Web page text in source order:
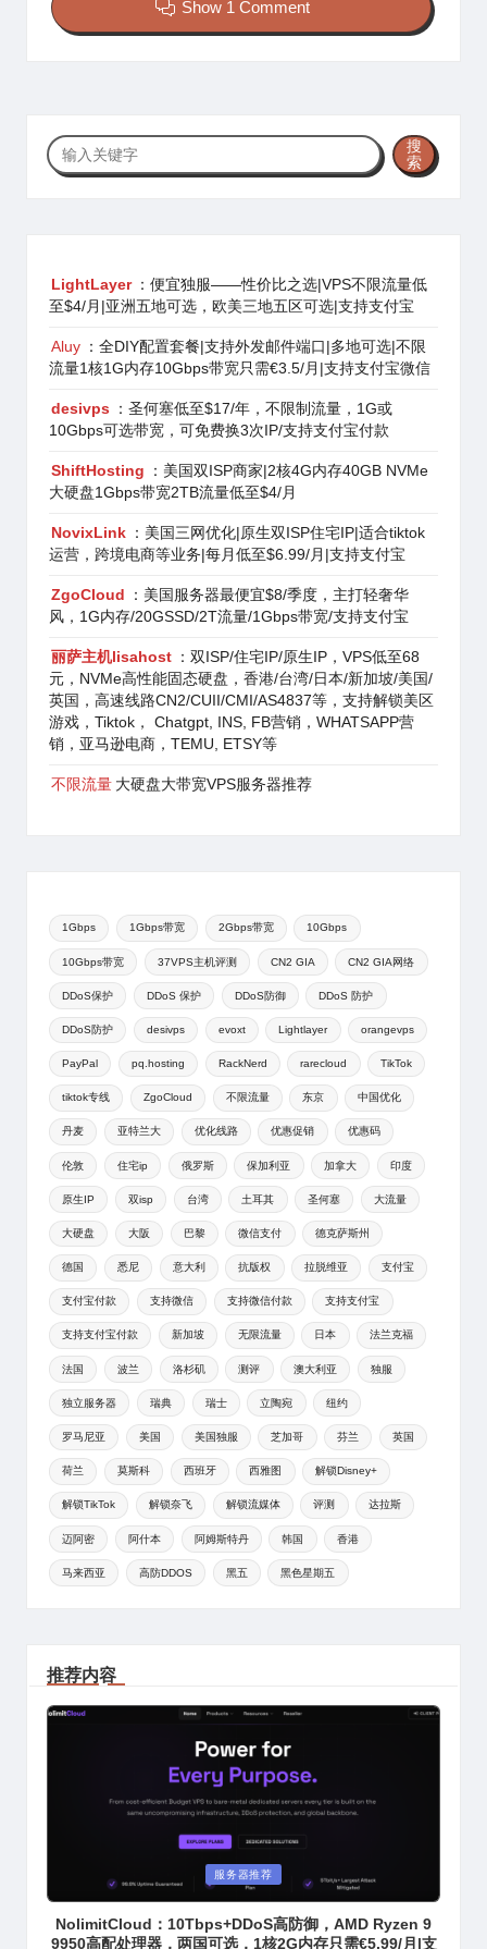
Show 1 Comment
搜
索
搜
索
LightLayer ：便宜独服——性价比之选|VPS不限流量低
至$4/月|亚洲五地可选，欧美三地五区可选|支持支付宝
Aluy ：全DIY配置套餐|支持外发邮件端口|多地可选|不限
流量1核1G内存10Gbps带宽只需€3.5/月|支持支付宝微信
desivps
：圣何塞低至$17/年，不限制流量，1G或
10Gbps可选带宽，可免费换3次IP/支持支付宝付款
ShiftHosting
：美国双ISP商家|2核4G内存40GB NVMe
大硬盘1Gbps带宽2TB流量低至$4/月
NovixLink ：美国三网优化|原生双ISP住宅IP|适合tiktok
运营，跨境电商等业务|每月低至$6.99/月|支持支付宝
ZgoCloud
：美国服务器最便宜$8/季度，主打轻奢华
风，1G内存/20GSSD/2T流量/1Gbps带宽/支持支付宝
丽萨主机lisahost ：双ISP/住宅IP/原生IP，VPS低至68
元，NVMe高性能固态硬盘，香港/台湾/日本/新加坡/美国/
英国，高速线路CN2/CUII/CMI/AS4837等，支持解锁美区
游戏，Tiktok， Chatgpt, INS, FB营销，WHATSAPP营
销，亚马逊电商，TEMU, ETSY等
不限流量 大硬盘大带宽VPS服务器推荐
1Gbps 1Gbps带宽 2Gbps带宽 10Gbps
10Gbps带宽 37VPS主机评测 CN2 GIA CN2 GIA网络
DDoS保护 DDoS 保护 DDoS防御 DDoS 防护
DDoS防护 desivps evoxt Lightlayer orangevps
PayPal pq.hosting RackNerd rarecloud TikTok
tiktok专线 ZgoCloud 不限流量 东京 中国优化
丹麦 亚特兰大 优化线路 优惠促销 优惠码
伦敦 住宅ip 俄罗斯 保加利亚 加拿大 印度
原生IP 双isp 台湾 土耳其 圣何塞 大流量
大硬盘 大阪 巴黎 微信支付 德克萨斯州
德国 悉尼 意大利 抗版权 拉脱维亚 支付宝
支付宝付款 支持微信 支持微信付款 支持支付宝
支持支付宝付款 新加坡 无限流量 日本 法兰克福
法国 波兰 洛杉矶 测评 澳大利亚 独服
独立服务器 瑞典 瑞士 立陶宛 纽约
罗马尼亚 美国 美国独服 芝加哥 芬兰 英国
荷兰 莫斯科 西班牙 西雅图 解锁Disney+
解锁TikTok 解锁奈飞 解锁流媒体 评测 达拉斯
迈阿密 阿什本 阿姆斯特丹 韩国 香港
马来西亚 高防DDOS 黑五 黑色星期五
推荐内容
服务器推荐
NolimitCloud：10Tbps+DDoS高防御，AMD Ryzen 9
9950高配处理器，两国可选，1核2G内存只需€5.99/月|支